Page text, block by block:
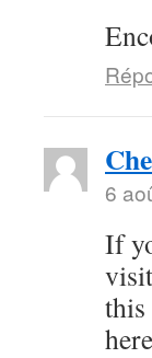
6
If
this